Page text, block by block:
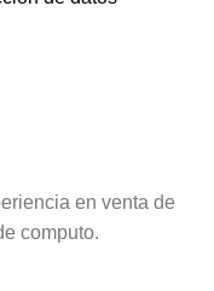
en venta de
computo.